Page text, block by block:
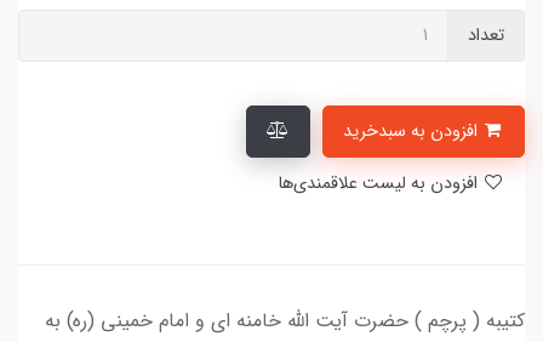
تعداد
کتیبه ( پرچم ) حضرت آیت الله خامنه ای و امام خمینی (ره) به